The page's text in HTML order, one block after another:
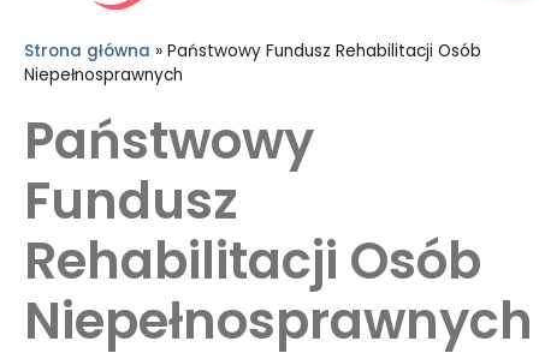
Strona główna » Państwowy Fundusz Rehabilitacji Osób
Niepełnosprawnych
Państwowy
Fundusz
Rehabilitacji Osób
Niepełnosprawnych